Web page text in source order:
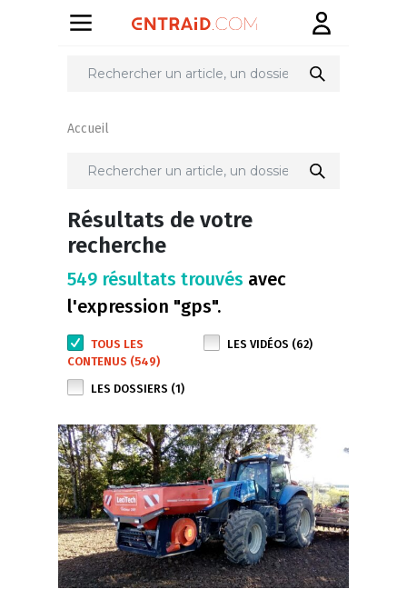
Accueil
Résultats de votre
recherche
549 résultats trouvés avec
l'expression "gps".
TOUS LES
CONTENUS (549)
LES VIDÉOS (62)
LES DOSSIERS (1)